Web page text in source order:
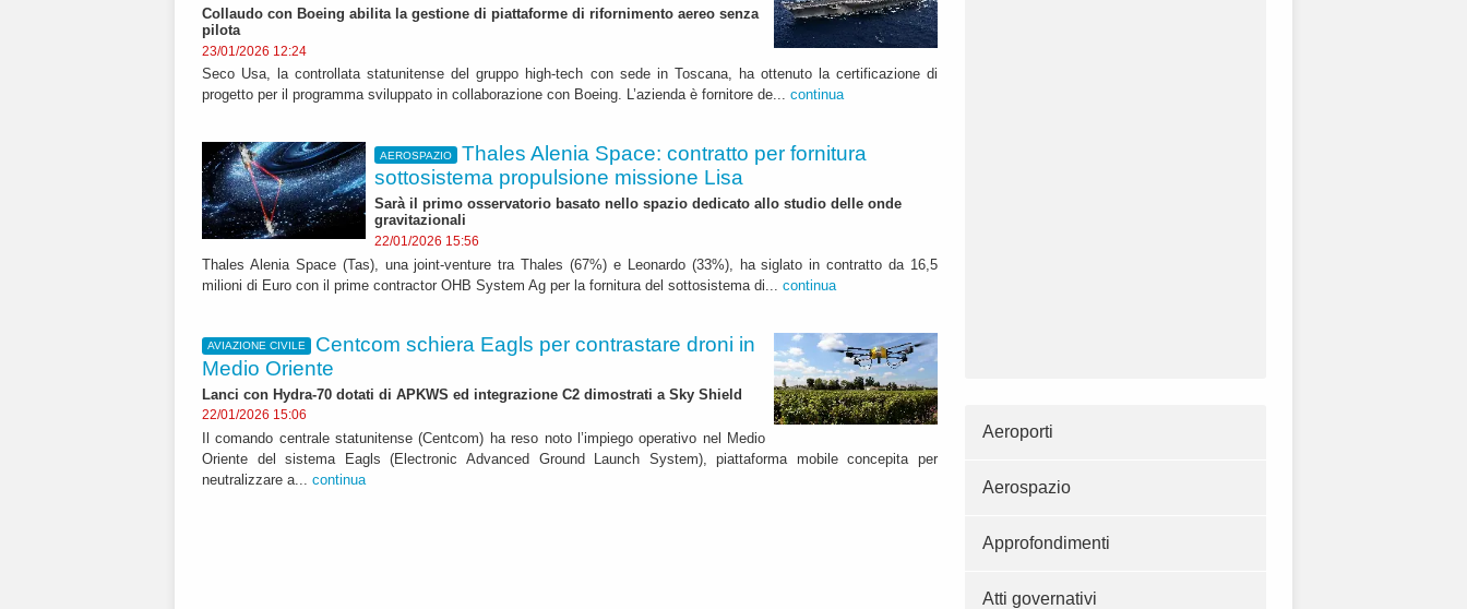
Collaudo con Boeing abilita la gestione di piattaforme di rifornimento aereo senza
pilota
23/01/2026 12:24
Seco Usa, la controllata statunitense del gruppo high-tech con sede in Toscana, ha ottenuto la certificazione di
progetto per il programma sviluppato in collaborazione con Boeing. L’azienda è fornitore de... continua
AEROSPAZIO
Thales Alenia Space: contratto per fornitura
sottosistema propulsione missione Lisa
Sarà il primo osservatorio basato nello spazio dedicato allo studio delle onde
gravitazionali
22/01/2026 15:56
Thales Alenia Space (Tas), una joint-venture tra Thales (67%) e Leonardo (33%), ha siglato in contratto da 16,5
milioni di Euro con il prime contractor OHB System Ag per la fornitura del sottosistema di... continua
AVIAZIONE CIVILE
Centcom schiera Eagls per contrastare droni in
Medio Oriente
Lanci con Hydra-70 dotati di APKWS ed integrazione C2 dimostrati a Sky Shield
22/01/2026 15:06
Il comando centrale statunitense (Centcom) ha reso noto l’impiego operativo nel Medio
Oriente del sistema Eagls (Electronic Advanced Ground Launch System), piattaforma mobile concepita per
neutralizzare a... continua
Aeroporti
Aerospazio
Approfondimenti
Atti governativi